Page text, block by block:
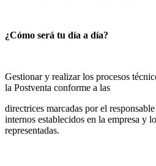
¿Cómo será tu día a día?
Gestionar y realizar los procesos
la Postventa conforme a las
directrices marcadas por el
internos establecidos en la empresa y
representadas.